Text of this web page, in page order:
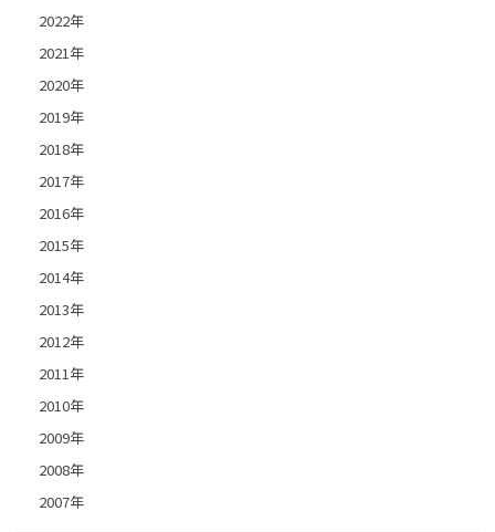
2022年
2021年
2020年
2019年
2018年
2017年
2016年
2015年
2014年
2013年
2012年
2011年
2010年
2009年
2008年
2007年